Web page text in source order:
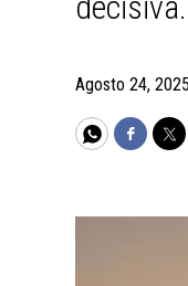
Agosto 24,
WhatsApp